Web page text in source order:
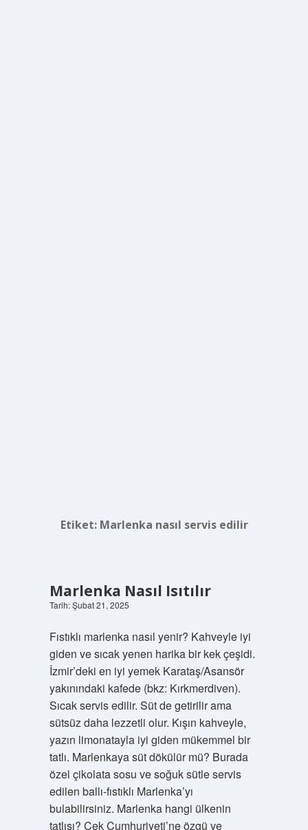
Etiket: Marlenka nasıl servis edilir
Marlenka Nasıl Isıtılır
Tarih: Şubat 21, 2025
Fıstıklı marlenka nasıl yenir? Kahveyle iyi
giden ve sıcak yenen harika bir kek çeşidi.
İzmir’deki en iyi yemek Karataş/Asansör
yakınındaki kafede (bkz: Kırkmerdiven).
Sıcak servis edilir. Süt de getirilir ama
sütsüz daha lezzetli olur. Kışın kahveyle,
yazın limonatayla iyi giden mükemmel bir
tatlı. Marlenkaya süt dökülür mü? Burada
özel çikolata sosu ve soğuk sütle servis
edilen ballı-fıstıklı Marlenka’yı
bulabilirsiniz. Marlenka hangi ülkenin
tatlısı? Çek Cumhuriyeti’ne özgü ve